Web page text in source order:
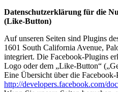
Datenschutzerklärung für die
(Like-Button)
Auf unseren Seiten sind Plugins
1601 South California Avenue,
integriert. Die Facebook-Plugins
Logo oder dem „Like-Button“
Eine Übersicht über die
http://developers.facebook.com/